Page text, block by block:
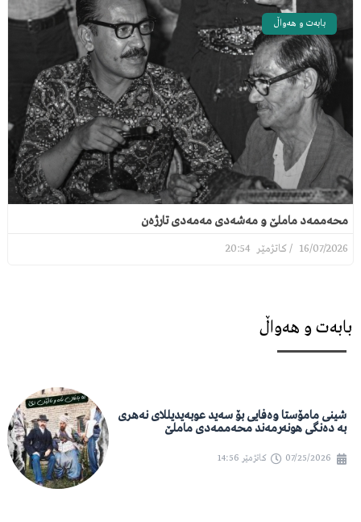
بابەت و هەواڵ
محەممەد ماملێ و مەشەدی مەمەدی تارژەن
16/07/2026
بابەت و هەواڵ
شینی مامۆستا وەفایی بۆ سەید عوبەیدیللای نەهری
بە دەنگی هونەرمەند محەممەدی ماملێ
07/25/2026 کاتژمێر 14:56